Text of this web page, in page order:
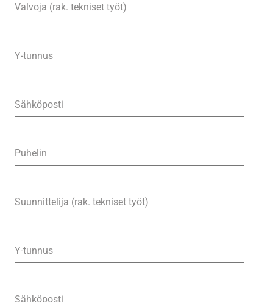
Valvoja (rak. tekniset työt)
Y-tunnus
Sähköposti
Puhelin
Suunnittelija (rak. tekniset työt)
Y-tunnus
Sähköposti